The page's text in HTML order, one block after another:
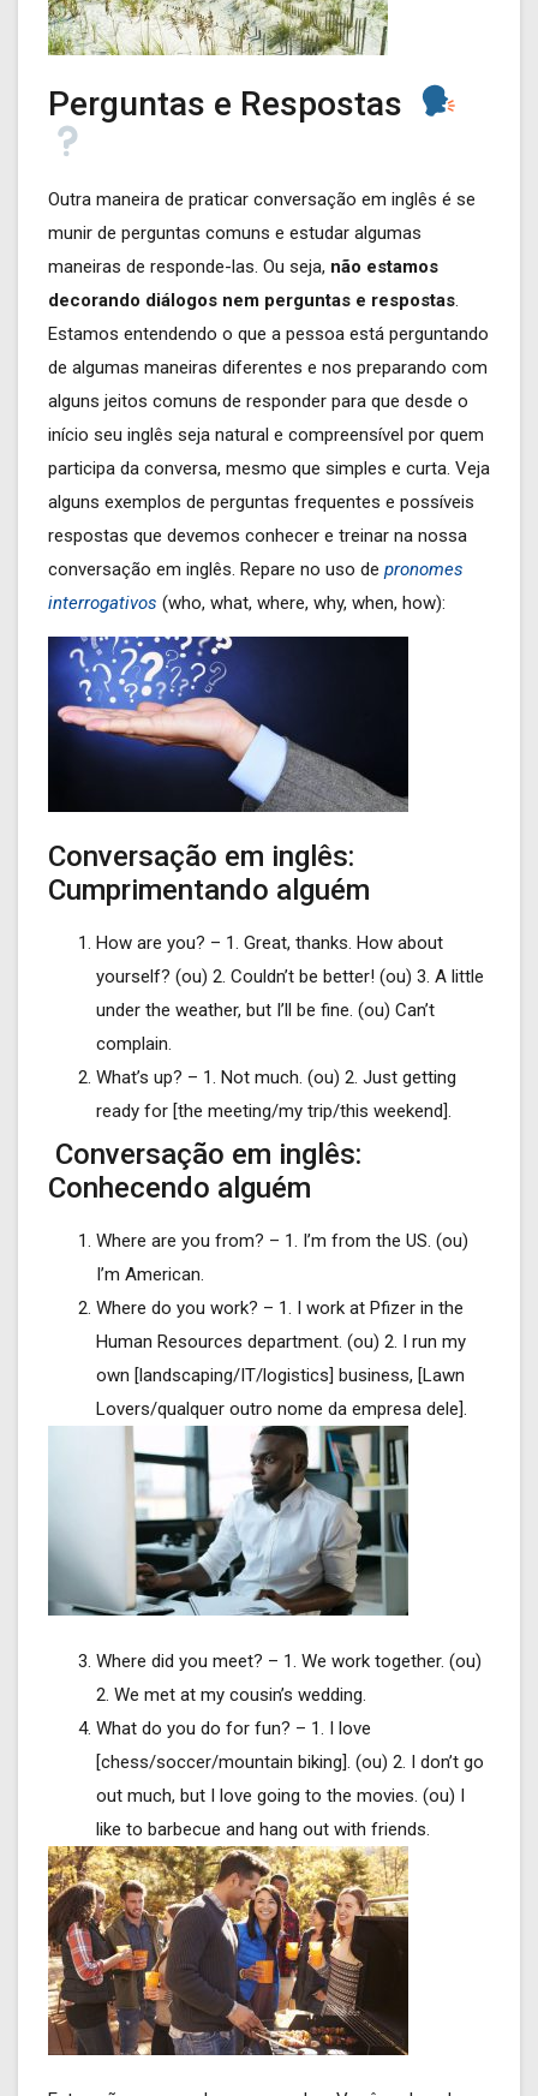
Perguntas e Respostas
Outra maneira de praticar conversação em inglês é se
munir de perguntas comuns e estudar algumas
maneiras de responde-las. Ou seja, não estamos
decorando diálogos nem perguntas e respostas
Estamos entendendo o que a pessoa está perguntando
de algumas maneiras diferentes e nos preparando com
alguns jeitos comuns de responder para que desde o
início seu inglês seja natural e compreensível por quem
participa da conversa, mesmo que simples e curta. Veja
alguns exemplos de perguntas frequentes e possíveis
respostas que devemos conhecer e treinar na nossa
conversação em inglês. Repare no uso de pronomes
interrogativos (who, what, where, why, when, how):
Conversação em inglês:
Cumprimentando alguém
How are you? – 1. Great, thanks. How about
yourself? (ou) 2. Couldn’t be better! (ou) 3. A little
under the weather, but I’ll be fine. (ou) Can’t
complain.
What’s up? – 1. Not much. (ou) 2. Just getting
ready for [the meeting/my trip/this weekend].
Conversação em inglês:
Conhecendo alguém
Where are you from? – 1. I’m from the US. (ou)
I’m American.
Where do you work? – 1. I work at Pfizer in the
Human Resources department. (ou) 2. I run my
own [landscaping/IT/logistics] business, [Lawn
Lovers/qualquer outro nome da empresa dele].
Where did you meet? – 1. We work together. (ou)
2. We met at my cousin’s wedding.
What do you do for fun? – 1. I love
[chess/soccer/mountain biking]. (ou) 2. I don’t go
out much, but I love going to the movies. (ou) I
like to barbecue and hang out with friends.